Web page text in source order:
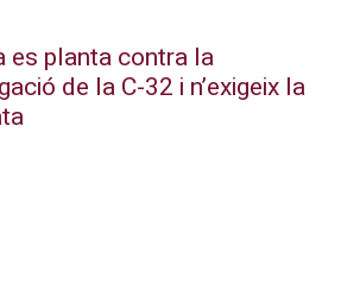
es planta contra la
de la C-32 i n’exigeix la